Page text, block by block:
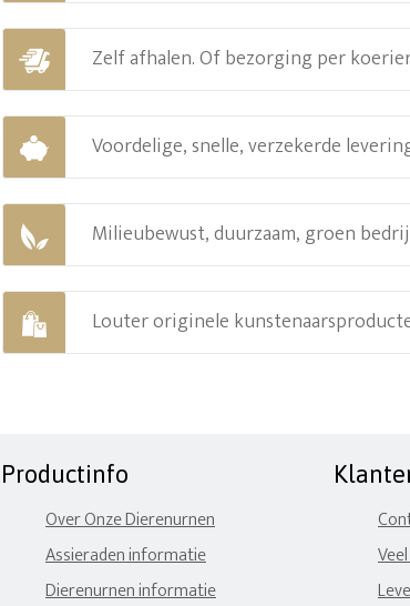
Zelf afhalen. Of bezorging per
Voordelige, snelle, verzekerde
Milieubewust, duurzaam, groen
Louter originele
Productinfo
Over Onze Dierenurnen
Assieraden informatie
Dierenurnen informatie